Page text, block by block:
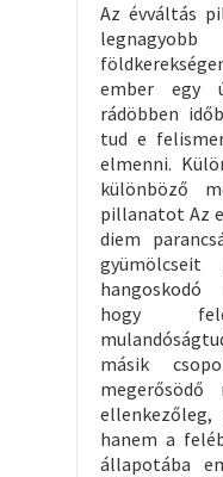
Az évváltás
ember egy
rádöbben
tud e
elmenni.
különböző
pillanatot Az
diem
gyümölcseit
hangoskodó
hogy
másik
megerősödő
hanem a
állapotába